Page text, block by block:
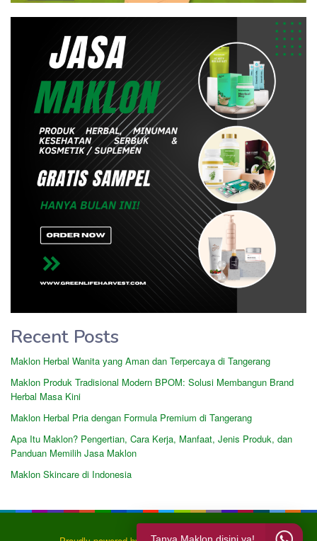
Recent Posts
Maklon Herbal Wanita yang Aman dan Terpercaya di Tangerang
Maklon Produk Tradisional Modern BPOM: Solusi Membangun Brand
Herbal Masa Kini
Maklon Herbal Pria dengan Formula Premium di Tangerang
Apa Itu Maklon? Pengertian, Cara Kerja, Manfaat, Jenis Produk, dan
Panduan Memilih Jasa Maklon
Maklon Skincare di Indonesia